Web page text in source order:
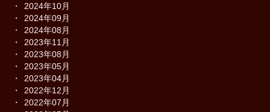
2024年10月
2024年09月
2024年08月
2023年11月
2023年08月
2023年05月
2023年04月
2022年12月
2022年07月